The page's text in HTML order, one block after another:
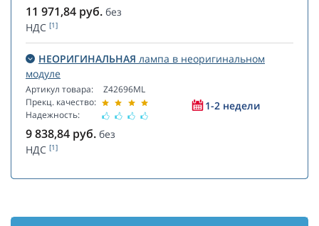
11 971,84 руб. без
НДС [1]
НЕОРИГИНАЛЬНАЯ лампа в неоригинальном
модуле
Артикул товара:
Прекц. качество:
Надежность:
Z42696ML
1-2 недели
9 838,84 руб. без
НДС [1]